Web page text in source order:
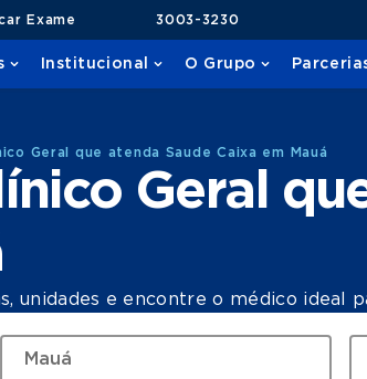
Exame 3003-3230
Institucional O Grupo
Geral que atenda Saude Caixa em Mauá
Geral
unidades e encontre o médico ideal